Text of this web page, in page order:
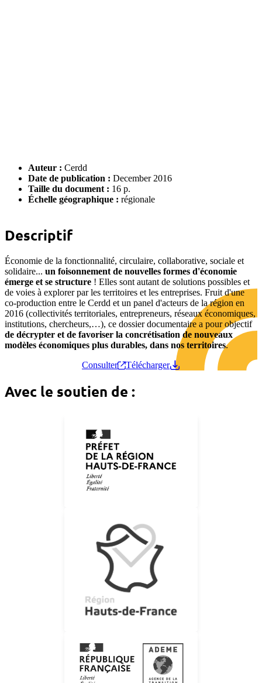
Auteur : Cerdd
Date de publication : December 2016
Taille du document : 16 p.
Échelle géographique : régionale
Descriptif
Économie de la fonctionnalité, circulaire, collaborative, sociale et
solidaire... un foisonnement de nouvelles formes d'économie
émerge et se structure ! Elles sont autant de solutions possibles et
de voies à explorer par les territoires et les entreprises. Fruit d'une
co-production entre le Cerdd et un panel d'acteurs de la région en
2016 (collectivités territoriales, entrepreneurs, réseaux économiques,
institutions, chercheurs,…), ce dossier documentaire a pour objectif
de décrypter et de favoriser la concrétisation de nouveaux
modèles économiques plus durables, dans nos territoires.
Consulter
Télécharger
Avec le soutien de :